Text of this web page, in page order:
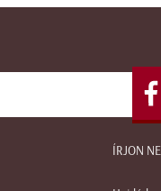
ÍRJON